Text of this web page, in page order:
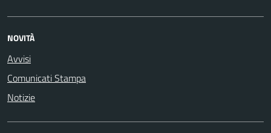
NOVITÀ
Avvisi
Comunicati Stampa
Notizie